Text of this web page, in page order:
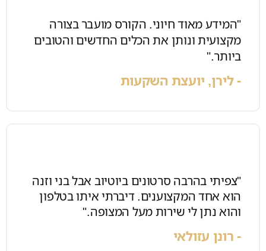
"המידע מאוד חיוני. הקורס מועבר בצורה
מקצועית ונותן את הכלים החדשים והטובים
ביותר."
- לירן, יועצת השקעות
"צפיתי בהרבה סרטונים ביוטיוב אבל בני וזנה
הוא אחד המקצוענים. דיברתי איתו בטלפון
והוא נתן לי שירות מעל המצופה."
- רונן עזולאי